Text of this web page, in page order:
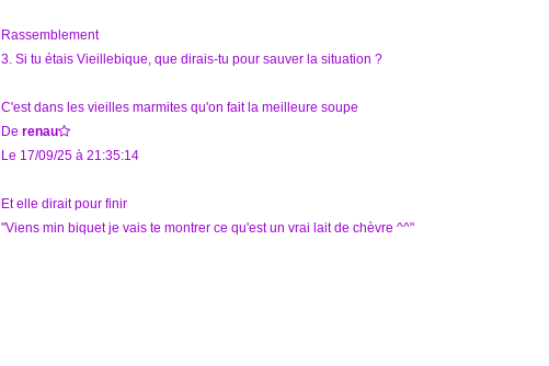
Rassemblement
3. Si tu étais Vieillebique, que dirais-tu pour sauver la situation ?
C'est dans les vieilles marmites qu'on fait la meilleure soupe
De renau
Le 17/09/25 à 21:35:14
Et elle dirait pour finir
"Viens min biquet je vais te montrer ce qu'est un vrai lait de chèvre ^^"